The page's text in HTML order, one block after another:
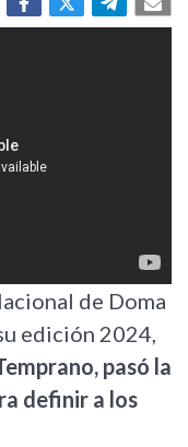
de Doma
edición 2024,
pasó la
definir a los